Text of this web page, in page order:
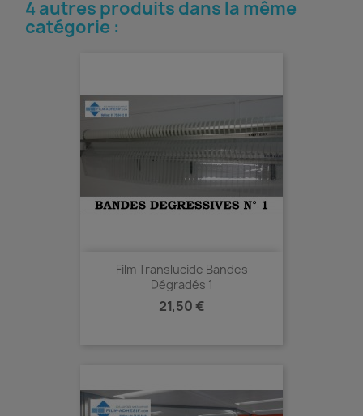
4 autres produits dans la même
catégorie :
Film Translucide Bandes
Dégradés 1
Prix
21,50 €